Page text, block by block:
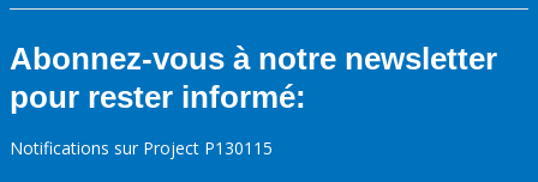
Abonnez-vous à notre newsletter
pour rester informé:
Notifications sur Project P130115